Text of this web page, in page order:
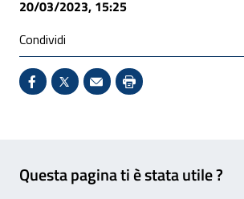
20/03/2023, 15:25
Condividi
Condividi su Facebook - Sito
X - Sito esterno - Apertura
Invio Mail: apre il
Stampa pagina:
Questa pagina ti è stata utile ?